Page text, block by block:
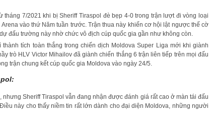
tháng 7/2021 khi bị Sheriff Tiraspol đè bẹp 4-0 trong trận lượt đi vòng loại
vào thứ Năm tuần trước. Trận thua này khiến cơ hội lật ngược thế cờ
đấu trường này nhờ chức vô địch cúp quốc gia gần như không còn.
tích toàn thắng trong chiến dịch Moldova Super Liga mới khi giành
trò HLV Victor Mihailov đã giành chiến thắng 6 trận liên tiếp trên mọi đấu
trận chung kết cúp quốc gia Moldova vào ngày 24/5.
Sheriff Tiraspol vẫn đang nhận được đánh giá rất cao ở màn tái đấu
này cho thấy niềm tin rất lớn dành cho đại diện Moldova, những người